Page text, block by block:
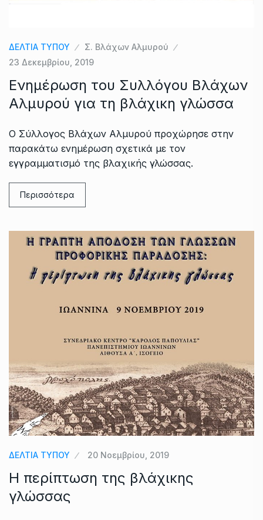
ΔΕΛΤΙΑ ΤΥΠΟΥ
Σ. Βλάχων Αλμυρού
23 Δεκεμβρίου, 2019
Ενημέρωση του Συλλόγου Βλάχων
Αλμυρού για τη βλάχικη γλώσσα
Ο Σύλλογος Βλάχων Αλμυρού προχώρησε στην
παρακάτω ενημέρωση σχετικά με τον
εγγραμματισμό της βλαχικής γλώσσας.
Περισσότερα
ΔΕΛΤΙΑ ΤΥΠΟΥ 20 Νοεμβρίου, 2019
Η περίπτωση της βλάχικης
γλώσσας